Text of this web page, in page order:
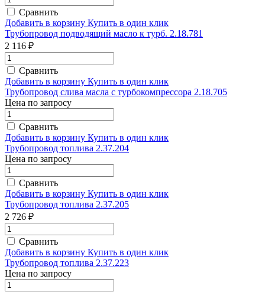
Сравнить
Добавить в корзину Купить в один клик
Трубопровод подводящий масло к турб. 2.18.781
2 116 ₽
Сравнить
Добавить в корзину Купить в один клик
Трубопровод слива масла с турбокомпрессора 2.18.705
Цена по запросу
Сравнить
Добавить в корзину Купить в один клик
Трубопровод топлива 2.37.204
Цена по запросу
Сравнить
Добавить в корзину Купить в один клик
Трубопровод топлива 2.37.205
2 726 ₽
Сравнить
Добавить в корзину Купить в один клик
Трубопровод топлива 2.37.223
Цена по запросу